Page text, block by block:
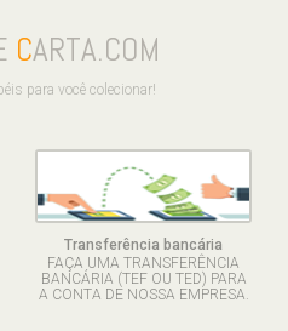
CARTA.COM
para você colecionar!
Transferência bancária
FAÇA UMA TRANSFERÊNCIA
BANCÁRIA (TEF OU TED) PARA
A CONTA DE NOSSA EMPRESA.